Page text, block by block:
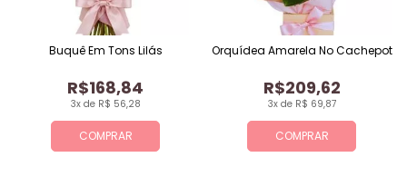
COMPRAR
3x de R$ 56,28
R$168,84
Buquê Em Tons Lilás
COMPRAR
3x de R$ 69,87
R$209,62
Orquídea Amarela No Cachepot